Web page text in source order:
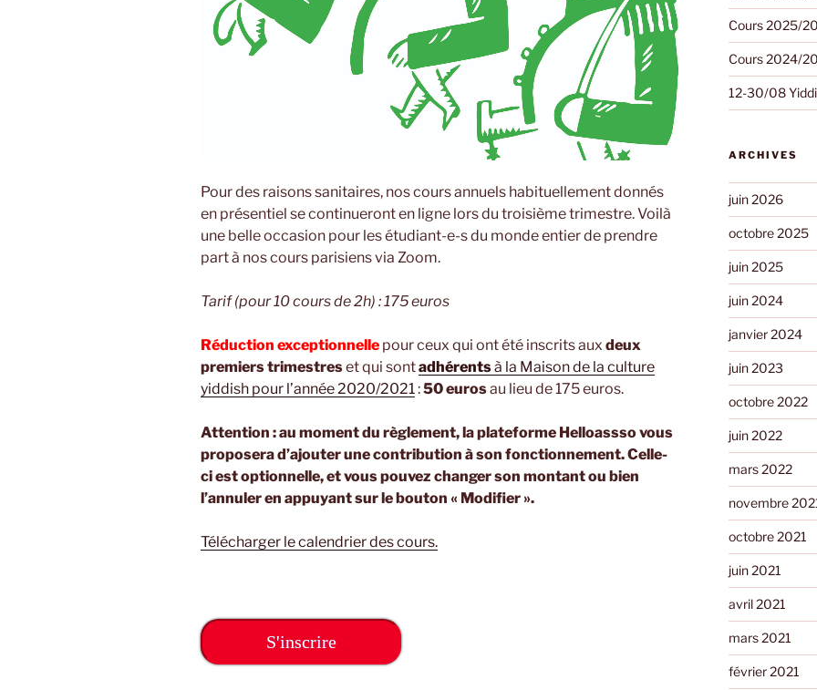
Pour des raisons sanitaires, nos cours annuels habituellement donnés
en présentiel se continueront en ligne lors du troisième trimestre. Voilà
une belle occasion pour les étudiant-e-s du monde entier de prendre
part à nos cours parisiens via Zoom.
Tarif (pour 10 cours de 2h) : 175 euros
Réduction exceptionnelle pour ceux qui ont été inscrits aux deux
premiers trimestreset qui sontadhérentsà la Maison de la culture
yiddish pour l’année 2020/2021:50 eurosau lieu de 175 euros.
Attention : au moment du règlement, la plateforme Helloassso vous
proposera d’ajouter une contribution à son fonctionnement. Celle-
ci est optionnelle, et vous pouvez changer son montant ou bien
l’annuler en appuyant sur le bouton « Modifier ».
Télécharger le calendrier des cours.
S'inscrire
Cours 2025/
Cours 2024/
12-30/08
ARCHIVES
juin 2026
octobre 2025
juin 2025
juin 2024
janvier 2024
juin 2023
octobre 2022
juin 2022
mars 2022
novembre
octobre 2021
juin 2021
avril 2021
mars 2021
février 2021